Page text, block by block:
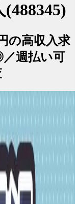
の高収入求
週払い可